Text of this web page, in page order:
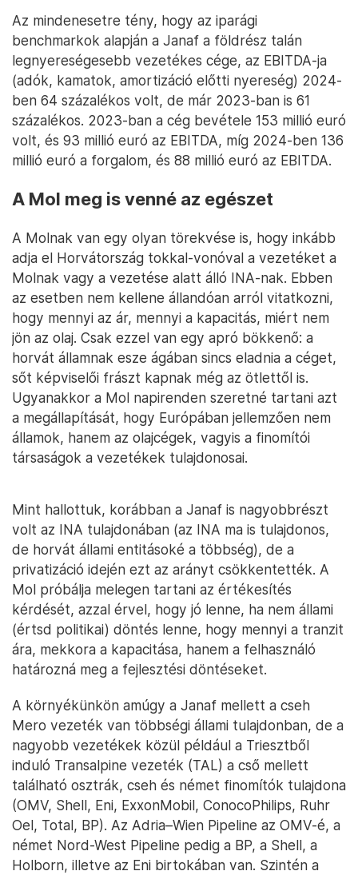
Az mindenesetre tény, hogy az iparági
benchmarkok alapján a Janaf a földrész talán
legnyereségesebb vezetékes cége, az EBITDA-ja
(adók, kamatok, amortizáció előtti nyereség) 2024-
ben 64 százalékos volt, de már 2023-ban is 61
százalékos. 2023-ban a cég bevétele 153 millió euró
volt, és 93 millió euró az EBITDA, míg 2024-ben 136
millió euró a forgalom, és 88 millió euró az EBITDA.
A Mol meg is venné az egészet
A Molnak van egy olyan törekvése is, hogy inkább
adja el Horvátország tokkal-vonóval a vezetéket a
Molnak vagy a vezetése alatt álló INA-nak. Ebben
az esetben nem kellene állandóan arról vitatkozni,
hogy mennyi az ár, mennyi a kapacitás, miért nem
jön az olaj. Csak ezzel van egy apró bökkenő: a
horvát államnak esze ágában sincs eladnia a céget,
sőt képviselői frászt kapnak még az ötlettől is.
Ugyanakkor a Mol napirenden szeretné tartani azt
a megállapítását, hogy Európában jellemzően nem
államok, hanem az olajcégek, vagyis a finomítói
társaságok a vezetékek tulajdonosai.
Mint hallottuk, korábban a Janaf is nagyobbrészt
volt az INA tulajdonában (az INA ma is tulajdonos,
de horvát állami entitásoké a többség), de a
privatizáció idején ezt az arányt csökkentették. A
Mol próbálja melegen tartani az értékesítés
kérdését, azzal érvel, hogy jó lenne, ha nem állami
(értsd politikai) döntés lenne, hogy mennyi a tranzit
ára, mekkora a kapacitása, hanem a felhasználó
határozná meg a fejlesztési döntéseket.
A környékünkön amúgy a Janaf mellett a cseh
Mero vezeték van többségi állami tulajdonban, de a
nagyobb vezetékek közül például a Triesztből
induló Transalpine vezeték (TAL) a cső mellett
található osztrák, cseh és német finomítók tulajdona
(OMV, Shell, Eni, ExxonMobil, ConocoPhilips, Ruhr
Oel, Total, BP). Az Adria–Wien Pipeline az OMV-é, a
német Nord-West Pipeline pedig a BP, a Shell, a
Holborn, illetve az Eni birtokában van. Szintén a